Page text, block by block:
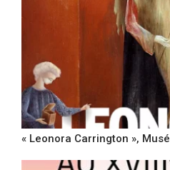
« Leonora Carrington »,